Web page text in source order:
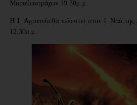
Μαραθωνομάχων 19.30μ.μ.
Η Ι. Αγρυπνία θα τελεστεί στον Ι. Ναό
12.30π.μ.